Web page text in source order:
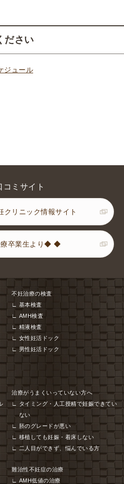
ださい
ジュール
コミサイト
クリニック情報サイト
卒業生より◆ ◆
不妊治療の検査
基本検査
AMH検査
精液検査
女性妊活ドック
男性妊活ドック
治療がうまくいっていない方へ
タイミング・人工授精で妊娠できてい
ない
胚のグレードが悪い
移植しても妊娠・着床しない
二人目ができず、悩んでいる方
難治性不妊症の治療
AMH低値の治療